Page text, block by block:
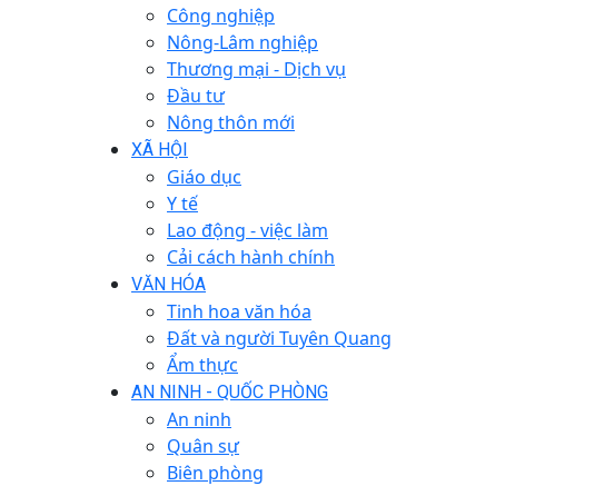
Công nghiệp
Nông-Lâm nghiệp
Thương mại - Dịch vụ
Đầu tư
Nông thôn mới
XÃ HỘI
Giáo dục
Y tế
Lao động - việc làm
Cải cách hành chính
VĂN HÓA
Tinh hoa văn hóa
Đất và người Tuyên Quang
Ẩm thực
AN NINH - QUỐC PHÒNG
An ninh
Quân sự
Biên phòng